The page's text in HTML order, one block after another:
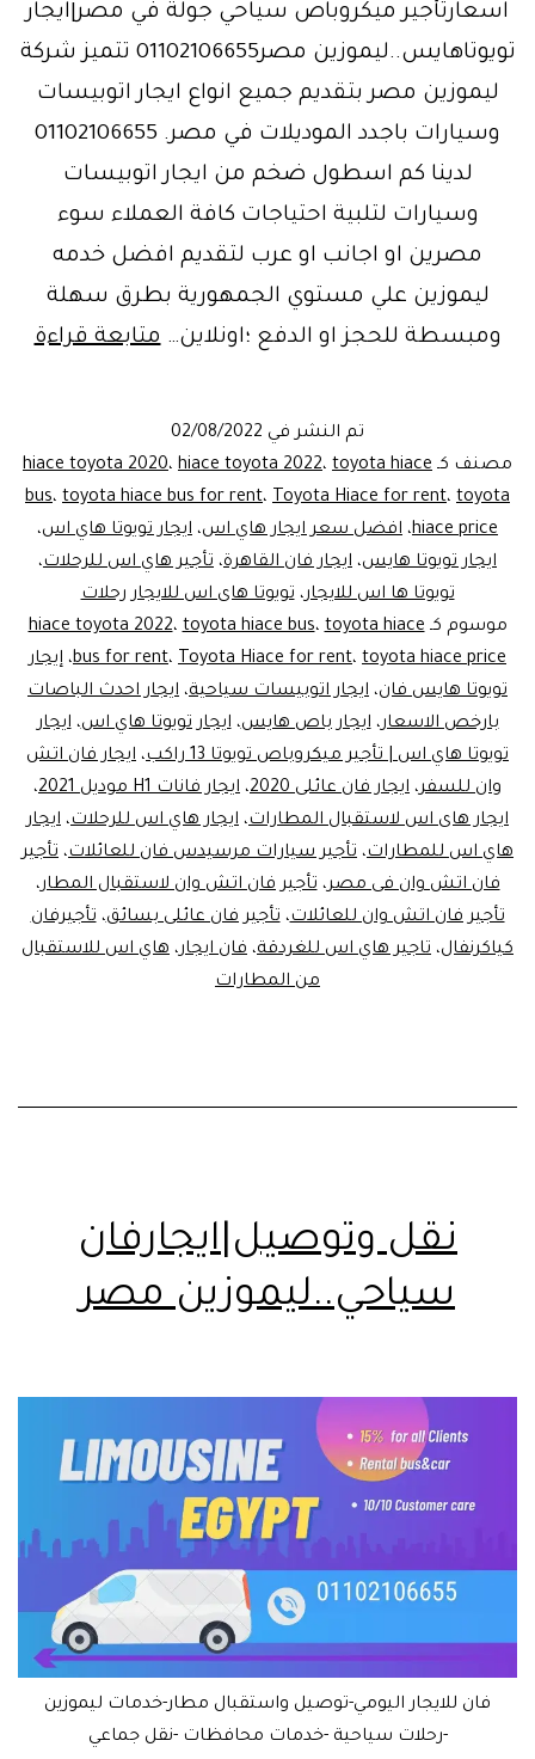
اسعارتأجير ميكروباص سياحي جولة في مصر|ايجار
تويوتاهايس..ليموزين مصر01102106655 تتميز شركة
ليموزين مصر بتقديم جميع انواع ايجار اتوبيسات
وسيارات باجدد الموديلات في مصر. 01102106655
لدينا كم اسطول ضخم من ايجار اتوبيسات
وسيارات لتلبية احتياجات كافة العملاء سوء
مصرين او اجانب او عرب لتقديم افضل خدمه
ليموزين علي مستوي الجمهورية بطرق سهلة
ومبسطة للحجز او الدفع ؛اونلاين…متابعة قراءة
تم النشر في 02/08/2022
مصنف كـ
hiace toyota 2020، hiace toyota 2022، toyota hiace
bus، toyota hiace bus for rent، Toyota Hiace for rent، toyota
hiace price، افضل سعر ايجار هاي اس، ايجار تويوتا هاي اس،
ايجار تويوتا هايس، ايجار فان القاهرة، تأجير هاي اس للرحلات،
تويوتا ها اس للايجار،تويوتا هاى اس للايجار رحلات
موسوم كـ
hiace toyota 2022،toyota hiace bus،toyota hiace
bus for rent، Toyota Hiace for rent، toyota hiace price ، إيجار
تويوتا هايس فان، ايجار اتوبيسات سياحية، ايجار احدث الباصات
بارخص الاسعار،ايجار باص هايس،ايجار تويوتا هاي اس،ايجار
تويوتا هاي اس | تأجير ميكروباص تويوتا 13 راكب
، ايجار فان اتش
وان للسفر، ايجار فان عائلى 2020 ، ايجار فانات H1 موديل 2021
،
ايجار هاى اس لاستقبال المطارات، ايجار هاي اس للرحلات، ايجار
هاي اس للمطارات، تأجير سيارات مرسيدس فان للعائلات، تأجير
فان اتش وان فى مصر،تأجير فان اتش وان لاستقبال المطار،
تأجير فان اتش وان للعائلات،تأجير فان عائلى بسائق،تأجيرفان
كياكرنفال، تاجير هاي اس للغردقة، فان ايجار، هاي اس للاستقبال
من المطارات
نقل وتوصيل|ايجارفان
سياحي..ليموزين مصر
فان للايجار اليومي-توصيل واستقبال مطار-خدمات ليموزين
-رحلات سياحية -خدمات محافظات -نقل جماعي